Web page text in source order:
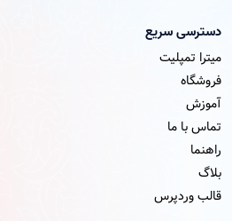
دسترسی سریع
میترا تمپلیت
فروشگاه
آموزش
تماس با ما
راهنما
بلاگ
قالب وردپرس